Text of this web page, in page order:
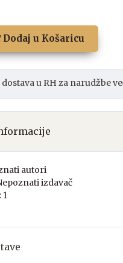
Dodaj u Košaricu
u RH za narudžbe
autori
izdavač
1